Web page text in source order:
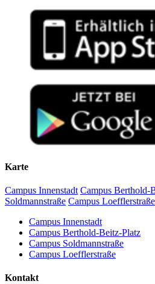
Karte
Campus Innenstadt Campus Berthold-
Soldmannstraße Campus Loefflerstraße
Campus Innenstadt
Campus Berthold-Beitz-Platz
Campus Soldmannstraße
Campus Loefflerstraße
Kontakt